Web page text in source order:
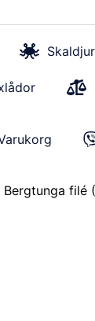
Skaldjur
Bergtunga filé